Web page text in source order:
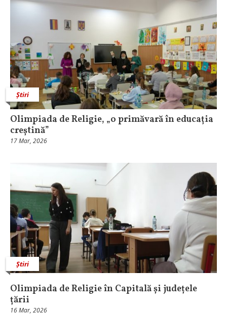
Știri
Olimpiada de Religie, „o primăvară în educația
creștină”
17 Mar, 2026
Știri
Olimpiada de Religie în Capitală și județele
țării
16 Mar, 2026